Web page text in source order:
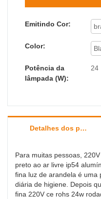
Emitindo Cor:
Color:
Potência da
lâmpada (W):
24
Detalhes dos produtos
Para muitas pessoas,
preto ao ar livre ip54
fina luz de arandela é uma
diária de higiene. Depois
fina 220V ce rohs 24w